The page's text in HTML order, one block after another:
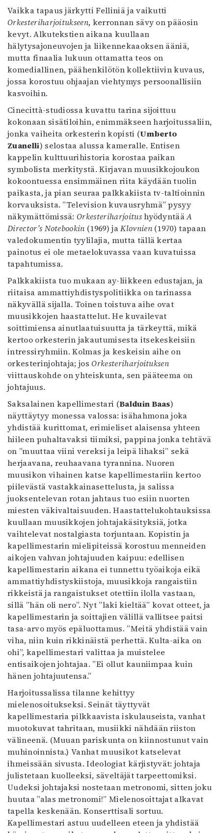
Vaikka tapaus järkytti Felliniä ja vaikutti
Orkesteriharjoitukseen, kerronnan sävy on pääosin
kevyt. Alkutekstien aikana kuullaan
hälytysajoneuvojen ja liikennekaaoksen ääniä,
mutta finaalia lukuun ottamatta teos on
komediallinen, päähenkilötön kollektiivin kuvaus,
jossa korostuu ohjaajan viehtymys persoonallisiin
kasvoihin.
Cinecittà-studiossa kuvattu tarina sijoittuu
kokonaan sisätiloihin, enimmäkseen harjoitussaliin,
jonka vaiheita orkesterin kopisti (Umberto
Zuanelli) selostaa alussa kameralle. Entisen
kappelin kulttuurihistoria korostaa paikan
symbolista merkitystä. Kirjavan muusikkojoukon
kokoontuessa ensimmäinen riita käydään tuolin
paikasta, ja pian seuraa palkkakiista tv-taltioinnin
korvauksista. ”Television kuvausryhmä” pysyy
näkymättömissä: OrkesteriharjoitushyödyntääA
Director’s Notebookin (1969) jaKlovnien(1970) tapaan
valedokumentin tyylilajia, mutta tällä kertaa
painotus ei ole metaelokuvassa vaan kuvatuissa
tapahtumissa.
Palkkakiista tuo mukaan ay-liikkeen edustajan, ja
riitaisa ammattiyhdistyspolitiikka on tarinassa
näkyvällä sijalla. Toinen toistuva aihe ovat
muusikkojen haastattelut. He kuvailevat
soittimiensa ainutlaatuisuutta ja tärkeyttä, mikä
kertoo orkesterin jakautumisesta itsekeskeisiin
intressiryhmiin. Kolmas ja keskeisin aihe on
orkesterinjohtaja; jos Orkesteriharjoituksen
viittauskohde on yhteiskunta, sen pääteema on
johtajuus.
Saksalainen kapellimestari (Balduin Baas)
näyttäytyy monessa valossa: isähahmona joka
yhdistää kurittomat, erimieliset alaisensa yhteen
hiileen puhaltavaksi tiimiksi, pappina jonka tehtävä
on ”muuttaa viini vereksi ja leipä lihaksi” sekä
herjaavana, reuhaavana tyrannina. Nuoren
muusikon vihainen katse kapellimestariin kertoo
piilevästä vastakkainasettelusta, ja salissa
juoksentelevan rotan jahtaus tuo esiin nuorten
miesten väkivaltaisuuden. Haastattelukohtauksissa
kuullaan muusikkojen johtajakäsityksiä, jotka
vaihtelevat nostalgiasta torjuntaan. Kopistin ja
kapellimestarin mielipiteissä korostuu menneiden
aikojen vahvan johtajuuden kaipuu: edellisen
kapellimestarin aikana ei tunnettu työaikoja eikä
ammattiyhdistyskiistoja, muusikkoja rangaistiin
rikkeistä ja rangaistukset otettiin ilolla vastaan,
sillä ”hän oli nero”. Nyt ”laki kieltää” kovat otteet, ja
kapellimestarin ja soittajien välillä vallitsee paitsi
tasa-arvo myös epäluottamus. ”Meitä yhdistää vain
viha, niin kuin rikkinäistä perhettä. Kulta-aika on
ohi”, kapellimestari valittaa ja muistelee
entisaikojen johtajaa. ”Ei ollut kauniimpaa kuin
hänen johtajuutensa.”
Harjoitussalissa tilanne kehittyy
mielenosoitukseksi. Seinät täyttyvät
kapellimestaria pilkkaavista iskulauseista, vanhat
muotokuvat tahritaan, musiikki nähdään riiston
välineenä. (Muuan pariskunta on kiinnostunut vain
muhinoinnista.) Vanhat muusikot katselevat
ihmeissään sivusta. Ideologiat kärjistyvät: johtaja
julistetaan kuolleeksi, säveltäjät tarpeettomiksi.
Uudeksi johtajaksi nostetaan metronomi, sitten joku
huutaa ”alas metronomi!” Mielenosoittajat alkavat
tapella keskenään. Konserttisali sortuu.
Kapellimestari astuu uudelleen eteen ja yhdistää